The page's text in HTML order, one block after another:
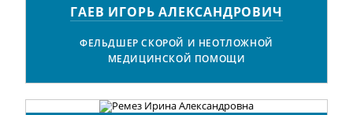
ГАЕВ ИГОРЬ АЛЕКСАНДРОВИЧ
ФЕЛЬДШЕР СКОРОЙ И НЕОТЛОЖНОЙ
МЕДИЦИНСКОЙ ПОМОЩИ